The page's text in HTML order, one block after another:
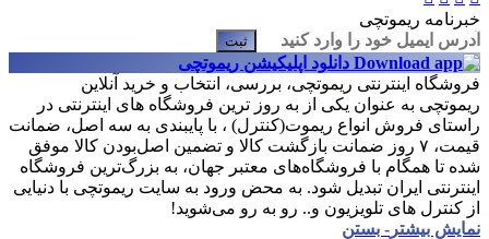
خبرنامه ریموتچی
ثبت
دانلود اپلیکیشن ریموتچی
فروشگاه اینترنتی ریموتچی، بررسی، انتخاب و خرید آنلاین
ریموتچی به عنوان یکی از به روز ترین فروشگاه های اینترنتی در
راستای فروش انواع ریموت(کنترل) ، با پایبندی به سه اصل، ضمانت
قیمت، ۷ روز ضمانت بازگشت کالا و تضمین اصل‌بودن کالا موفق
شده تا همگام با فروشگاه‌های معتبر جهان، به بزرگ‌ترین فروشگاه
اینترنتی ایران تبدیل شود. به محض ورود به سایت ریموتچی با دنیایی
از کنترل های تلویزیون و.. رو به رو می‌شوید!
نمایش بیشتر - بستن